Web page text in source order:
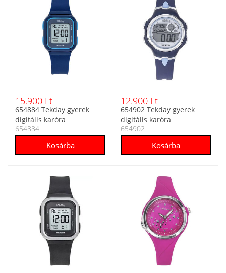
15.900 Ft
654884 Tekday gyerek
digitális karóra
654884
12.900 Ft
654902 Tekday gyerek
digitális karóra
654902